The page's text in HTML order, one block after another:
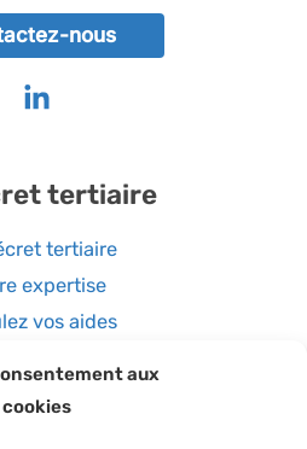
aux
cookies
nous
tertiaire
tertiaire
expertise
vos aides